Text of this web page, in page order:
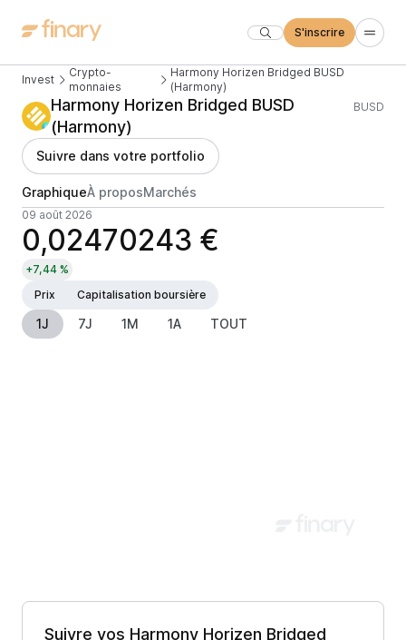
S'inscrire
Invest
Crypto-
monnaies
Harmony Horizen Bridged BUSD
(Harmony)
Harmony Horizen Bridged BUSD
(Harmony)
BUSD
Suivre dans votre portfolio
GraphiqueÀ proposMarchés
09 août 2026
0,02470243 €
+7,44 %
Prix
Capitalisation boursière
1J 7J 1M 1A TOUT
Suivre vos Harmony Horizen Bridged